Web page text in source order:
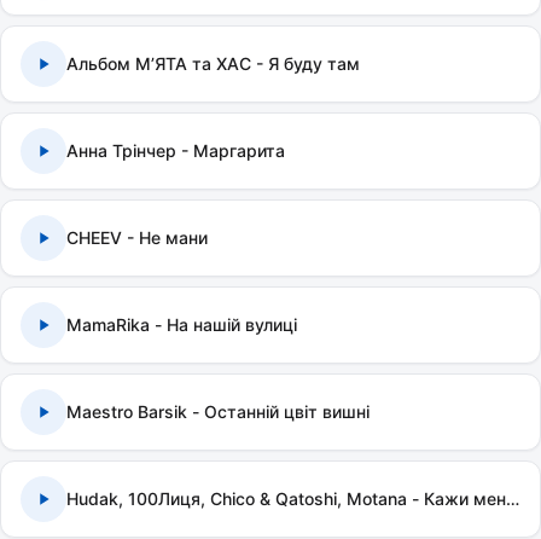
Альбом МʼЯТА та ХАС - Я буду там
Анна Трінчер - Маргарита
CHEEV - Не мани
MamaRika - На нашій вулиці
Maestro Barsik - Останній цвіт вишні
Hudak, 100Лиця, Chico & Qatoshi, Motana - Кажи мені правду